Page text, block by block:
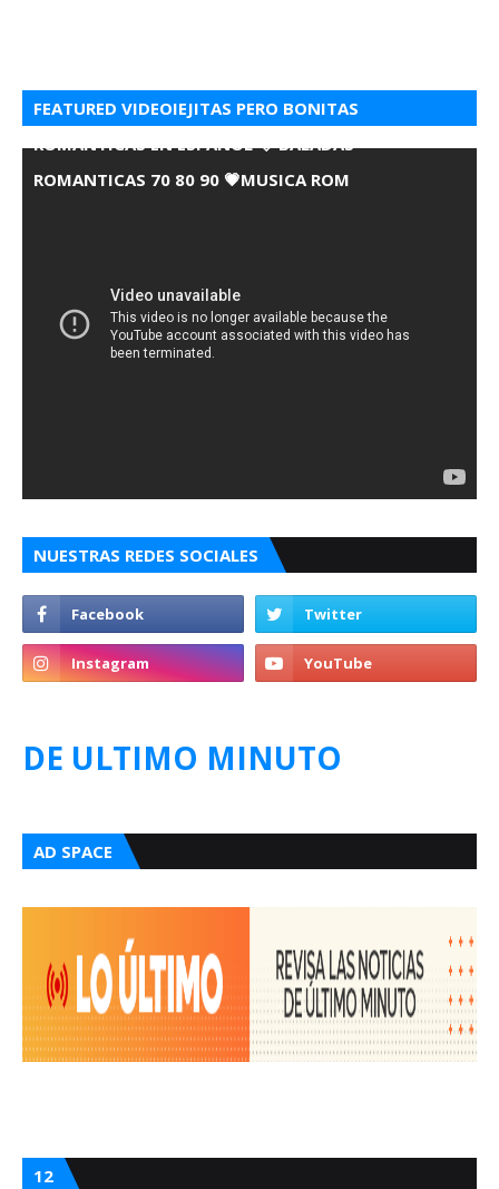
FEATURED VIDEOIEJITAS PERO BONITAS
ROMANTICAS EN ESPANOL 💘 BALADAS
ROMANTICAS 70 80 90 💗MUSICA ROM
NUESTRAS REDES SOCIALES
DE ULTIMO MINUTO
AD SPACE
12